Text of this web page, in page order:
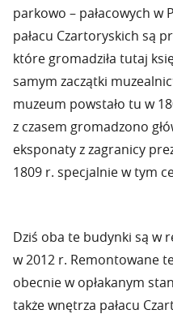
parkowo – pałacowych w
pałacu Czartoryskich są
które gromadziła tutaj
samym zaczątki
muzeum powstało tu w
z czasem gromadzono
eksponaty z zagranicy
1809 r. specjalnie w tym
Dziś oba te budynki są w
w 2012 r. Remontowane
obecnie w opłakanym
także wnętrza pałacu